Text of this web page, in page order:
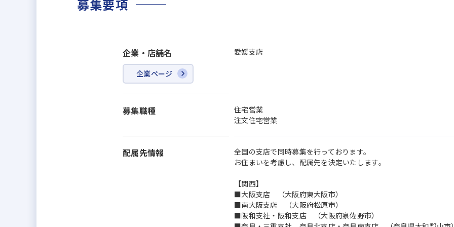
募集要項
企業・店舗名
企業ページ
愛媛支店
募集職種
住宅営業
注文住宅営業
配属先情報
全国の支店で同時募集を行っております。
お住まいを考慮し、配属先を決定いたします。
【関西】
■大阪支店 （大阪府東大阪市）
■南大阪支店 （大阪府松原市）
■阪和支社・阪和支店 （大阪府泉佐野市）